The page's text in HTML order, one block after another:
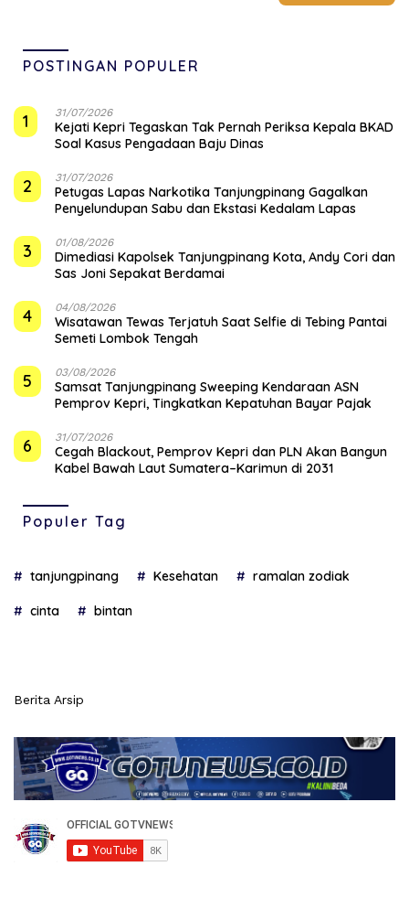
POSTINGAN POPULER
1 31/07/2026
Kejati Kepri Tegaskan Tak Pernah Periksa Kepala BKAD
Soal Kasus Pengadaan Baju Dinas
2 31/07/2026
Petugas Lapas Narkotika Tanjungpinang Gagalkan
Penyelundupan Sabu dan Ekstasi Kedalam Lapas
3 01/08/2026
Dimediasi Kapolsek Tanjungpinang Kota, Andy Cori dan
Sas Joni Sepakat Berdamai
4 04/08/2026
Wisatawan Tewas Terjatuh Saat Selfie di Tebing Pantai
Semeti Lombok Tengah
5 03/08/2026
Samsat Tanjungpinang Sweeping Kendaraan ASN
Pemprov Kepri, Tingkatkan Kepatuhan Bayar Pajak
6 31/07/2026
Cegah Blackout, Pemprov Kepri dan PLN Akan Bangun
Kabel Bawah Laut Sumatera–Karimun di 2031
Populer Tag
tanjungpinang Kesehatan ramalan zodiak
cinta bintan
Berita Arsip